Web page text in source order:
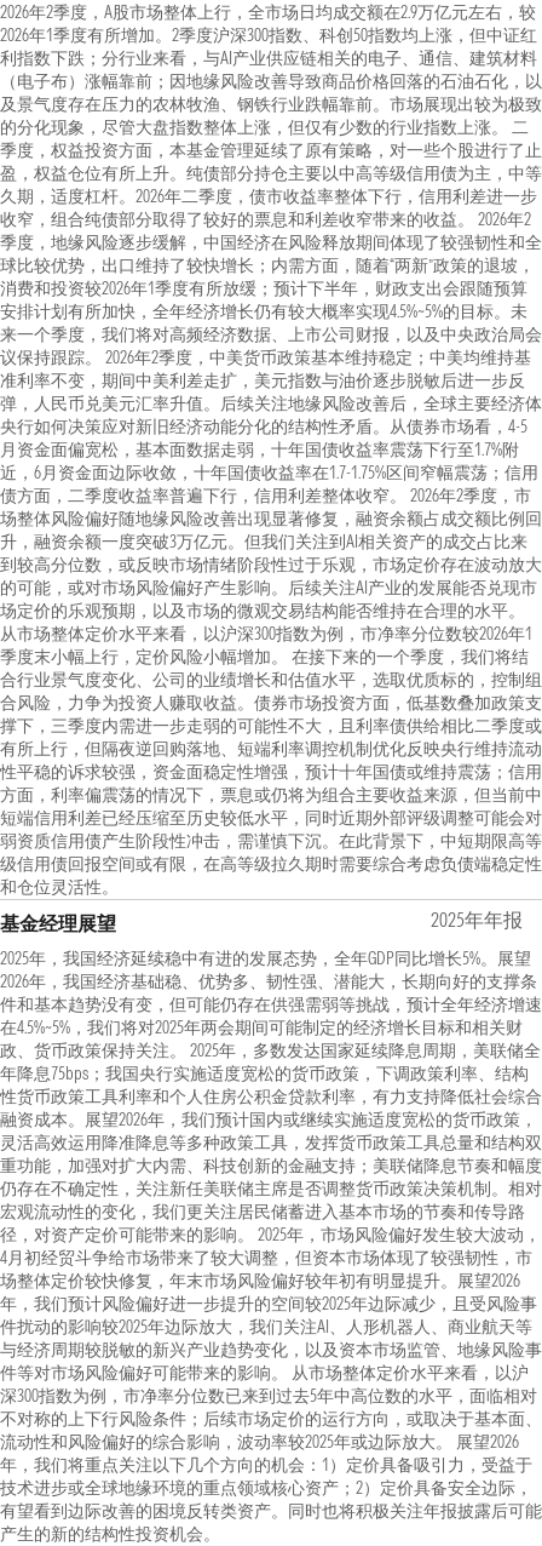
2026年2季度，A股市场整体上行，全市场日均成交额在2.9万亿元左右，较
2026年1季度有所增加。2季度沪深300指数、科创50指数均上涨，但中证红
利指数下跌；分行业来看，与AI产业供应链相关的电子、通信、建筑材料
（电子布）涨幅靠前；因地缘风险改善导致商品价格回落的石油石化，以
及景气度存在压力的农林牧渔、钢铁行业跌幅靠前。市场展现出较为极致
的分化现象，尽管大盘指数整体上涨，但仅有少数的行业指数上涨。 二
季度，权益投资方面，本基金管理延续了原有策略，对一些个股进行了止
盈，权益仓位有所上升。纯债部分持仓主要以中高等级信用债为主，中等
久期，适度杠杆。2026年二季度，债市收益率整体下行，信用利差进一步
收窄，组合纯债部分取得了较好的票息和利差收窄带来的收益。 2026年2
季度，地缘风险逐步缓解，中国经济在风险释放期间体现了较强韧性和全
球比较优势，出口维持了较快增长；内需方面，随着“两新”政策的退坡，
消费和投资较2026年1季度有所放缓；预计下半年，财政支出会跟随预算
安排计划有所加快，全年经济增长仍有较大概率实现4.5%~5%的目标。未
来一个季度，我们将对高频经济数据、上市公司财报，以及中央政治局会
议保持跟踪。 2026年2季度，中美货币政策基本维持稳定；中美均维持基
准利率不变，期间中美利差走扩，美元指数与油价逐步脱敏后进一步反
弹，人民币兑美元汇率升值。后续关注地缘风险改善后，全球主要经济体
央行如何决策应对新旧经济动能分化的结构性矛盾。从债券市场看，4-5
月资金面偏宽松，基本面数据走弱，十年国债收益率震荡下行至1.7%附
近，6月资金面边际收敛，十年国债收益率在1.7-1.75%区间窄幅震荡；信用
债方面，二季度收益率普遍下行，信用利差整体收窄。 2026年2季度，市
场整体风险偏好随地缘风险改善出现显著修复，融资余额占成交额比例回
升，融资余额一度突破3万亿元。但我们关注到AI相关资产的成交占比来
到较高分位数，或反映市场情绪阶段性过于乐观，市场定价存在波动放大
的可能，或对市场风险偏好产生影响。后续关注AI产业的发展能否兑现市
场定价的乐观预期，以及市场的微观交易结构能否维持在合理的水平。
从市场整体定价水平来看，以沪深300指数为例，市净率分位数较2026年1
季度末小幅上行，定价风险小幅增加。 在接下来的一个季度，我们将结
合行业景气度变化、公司的业绩增长和估值水平，选取优质标的，控制组
合风险，力争为投资人赚取收益。债券市场投资方面，低基数叠加政策支
撑下，三季度内需进一步走弱的可能性不大，且利率债供给相比二季度或
有所上行，但隔夜逆回购落地、短端利率调控机制优化反映央行维持流动
性平稳的诉求较强，资金面稳定性增强，预计十年国债或维持震荡；信用
方面，利率偏震荡的情况下，票息或仍将为组合主要收益来源，但当前中
短端信用利差已经压缩至历史较低水平，同时近期外部评级调整可能会对
弱资质信用债产生阶段性冲击，需谨慎下沉。在此背景下，中短期限高等
级信用债回报空间或有限，在高等级拉久期时需要综合考虑负债端稳定性
和仓位灵活性。
基金经理展望 2025年年报
2025年，我国经济延续稳中有进的发展态势，全年GDP同比增长5%。展望
2026年，我国经济基础稳、优势多、韧性强、潜能大，长期向好的支撑条
件和基本趋势没有变，但可能仍存在供强需弱等挑战，预计全年经济增速
在4.5%~5%，我们将对2025年两会期间可能制定的经济增长目标和相关财
政、货币政策保持关注。 2025年，多数发达国家延续降息周期，美联储全
年降息75bps；我国央行实施适度宽松的货币政策，下调政策利率、结构
性货币政策工具利率和个人住房公积金贷款利率，有力支持降低社会综合
融资成本。展望2026年，我们预计国内或继续实施适度宽松的货币政策，
灵活高效运用降准降息等多种政策工具，发挥货币政策工具总量和结构双
重功能，加强对扩大内需、科技创新的金融支持；美联储降息节奏和幅度
仍存在不确定性，关注新任美联储主席是否调整货币政策决策机制。相对
宏观流动性的变化，我们更关注居民储蓄进入基本市场的节奏和传导路
径，对资产定价可能带来的影响。 2025年，市场风险偏好发生较大波动，
4月初经贸斗争给市场带来了较大调整，但资本市场体现了较强韧性，市
场整体定价较快修复，年末市场风险偏好较年初有明显提升。展望2026
年，我们预计风险偏好进一步提升的空间较2025年边际减少，且受风险事
件扰动的影响较2025年边际放大，我们关注AI、人形机器人、商业航天等
与经济周期较脱敏的新兴产业趋势变化，以及资本市场监管、地缘风险事
件等对市场风险偏好可能带来的影响。 从市场整体定价水平来看，以沪
深300指数为例，市净率分位数已来到过去5年中高位数的水平，面临相对
不对称的上下行风险条件；后续市场定价的运行方向，或取决于基本面、
流动性和风险偏好的综合影响，波动率较2025年或边际放大。 展望2026
年，我们将重点关注以下几个方向的机会：1）定价具备吸引力，受益于
技术进步或全球地缘环境的重点领域核心资产；2）定价具备安全边际，
有望看到边际改善的困境反转类资产。同时也将积极关注年报披露后可能
产生的新的结构性投资机会。